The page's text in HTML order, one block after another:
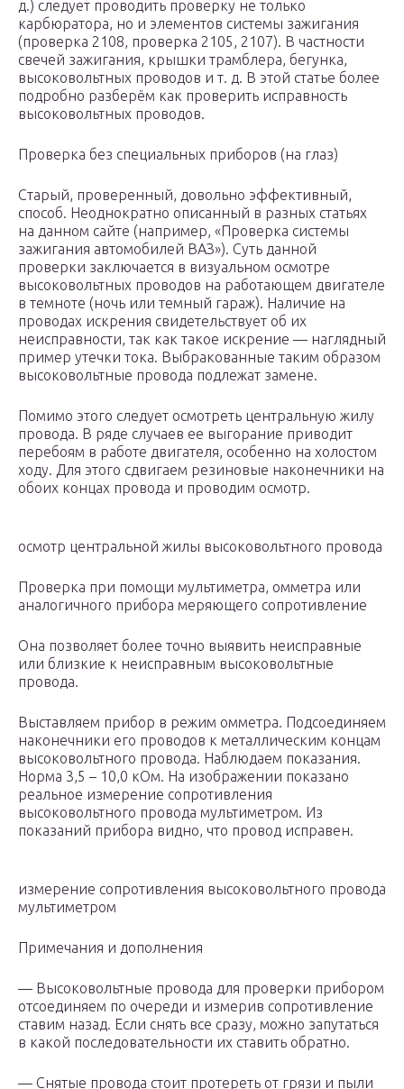
д.) следует проводить проверку не только
карбюратора, но и элементов системы зажигания
(проверка 2108, проверка 2105, 2107). В частности
свечей зажигания, крышки трамблера, бегунка,
высоковольтных проводов и т. д. В этой статье более
подробно разберём как проверить исправность
высоковольтных проводов.
Проверка без специальных приборов (на глаз)
Старый, проверенный, довольно эффективный,
способ. Неоднократно описанный в разных статьях
на данном сайте (например, «Проверка системы
зажигания автомобилей ВАЗ»). Суть данной
проверки заключается в визуальном осмотре
высоковольтных проводов на работающем двигателе
в темноте (ночь или темный гараж). Наличие на
проводах искрения свидетельствует об их
неисправности, так как такое искрение — наглядный
пример утечки тока. Выбракованные таким образом
высоковольтные провода подлежат замене.
Помимо этого следует осмотреть центральную жилу
провода. В ряде случаев ее выгорание приводит
перебоям в работе двигателя, особенно на холостом
ходу. Для этого сдвигаем резиновые наконечники на
обоих концах провода и проводим осмотр.
осмотр центральной жилы высоковольтного провода
Проверка при помощи мультиметра, омметра или
аналогичного прибора меряющего сопротивление
Она позволяет более точно выявить неисправные
или близкие к неисправным высоковольтные
провода.
Выставляем прибор в режим омметра. Подсоединяем
наконечники его проводов к металлическим концам
высоковольтного провода. Наблюдаем показания.
Норма 3,5 – 10,0 кОм. На изображении показано
реальное измерение сопротивления
высоковольтного провода мультиметром. Из
показаний прибора видно, что провод исправен.
измерение сопротивления высоковольтного провода
мультиметром
Примечания и дополнения
— Высоковольтные провода для проверки прибором
отсоединяем по очереди и измерив сопротивление
ставим назад. Если снять все сразу, можно запутаться
в какой последовательности их ставить обратно.
— Снятые провода стоит протереть от грязи и пыли